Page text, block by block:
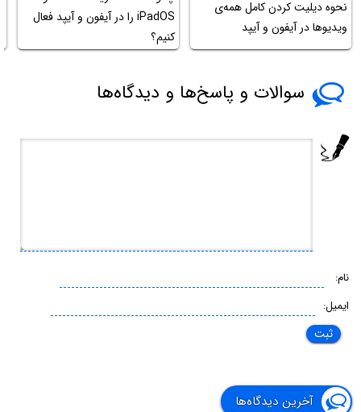
نحوه دیلیت کردن کامل همه‌ی
ویدیوها در آیفون و آیپد
iPadOS را در آیفون و آیپد فعال
کنیم؟
سوالات و پاسخ‌ها و دیدگاه‌ها
نام:
ایمیل:
آخرین دیدگاه‌ها